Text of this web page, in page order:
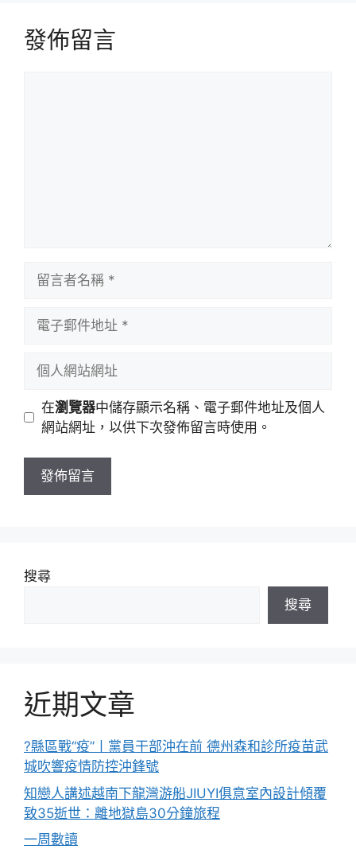
發佈留言
址
站
址
在瀏覽器中儲存顯示名稱、電子郵件地址及個人
網站網址，以供下次發佈留言時使用。
搜尋
搜尋
近期文章
?縣區戰“疫”丨黨員干部沖在前 德州森和診所疫苗武
城吹響疫情防控沖鋒號
知戀人講述越南下龍灣游船JIUYI俱意室內設計傾覆
致35逝世：離地獄島30分鐘旅程
一周數讀